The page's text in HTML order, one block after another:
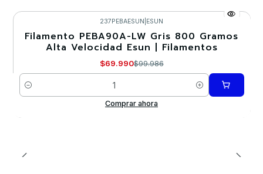
-30%
237PEBAESUN ESUN
Filamento PEBA90A-LW Gris 800 Gramos
Alta Velocidad Esun | Filamentos
$69.990$99.986
Cantidad
Comprar ahora